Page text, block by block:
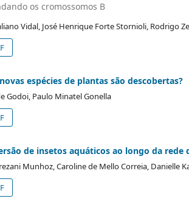
os cromossomos B
Vidal, José Henrique Forte Stornioli, Rodrigo
espécies de plantas são descobertas?
Godoi, Paulo Minatel Gonella
de insetos aquáticos ao longo da rede
Munhoz, Caroline de Mello Correia, Danielle